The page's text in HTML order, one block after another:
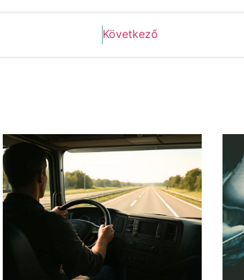
Következő